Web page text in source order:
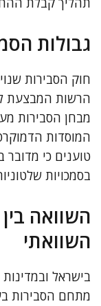
גבולות
חוק הסבירות
הרשות המבצעת
מבחן הסבירות
המוסדות
טוענים כי
בסמכויות
השוואה
השוואתי
בישראל
מתחם הסבירות